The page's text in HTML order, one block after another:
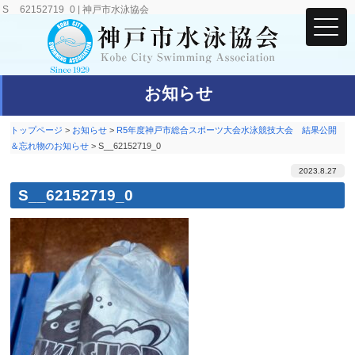
S__62152719_0 | 神戸市水泳協会
お知らせ
トップページ > お知らせ > R5年度神戸市総合スポーツ大会水泳競技大会 結果公開
＆忘れ物のお知らせ >S__62152719_0
2023.8.27
S__62152719_0